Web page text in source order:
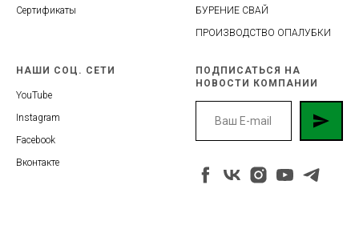
Сертификаты
БУРЕНИЕ СВАЙ
ПРОИЗВОДСТВО ОПАЛУБКИ
HАШИ СОЦ. СЕТИ
YouTube
Instagram
Facebook
Вконтакте
ПОДПИСАТЬСЯ НА
НОВОСТИ КОМПАНИИ